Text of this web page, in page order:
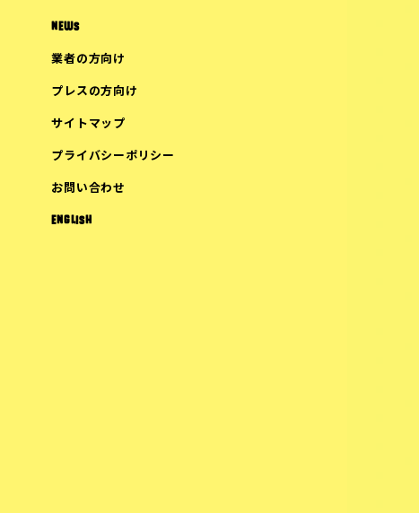
NEWS
業者の方向け
プレスの方向け
サイトマップ
プライバシーポリシー
お問い合わせ
ENGLISH